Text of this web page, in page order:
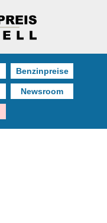
Benzinpreise
Newsroom